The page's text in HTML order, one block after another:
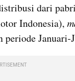
dari
Indonesia),
periode Januari-